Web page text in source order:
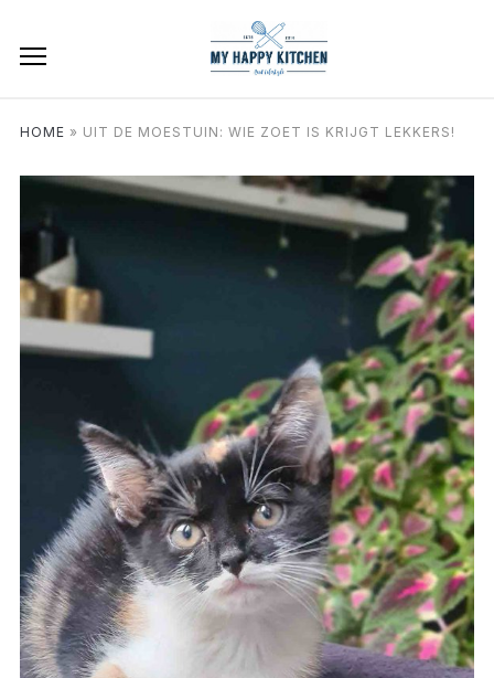
HOME » UIT DE MOESTUIN: WIE ZOET IS KRIJGT LEKKERS!